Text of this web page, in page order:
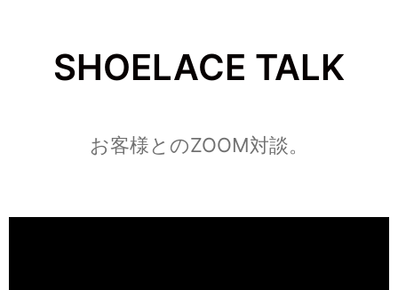
SHOELACE TALK
お客様とのZOOM対談。